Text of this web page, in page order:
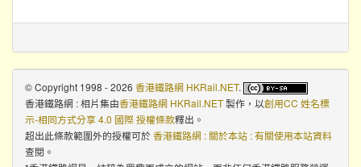
© Copyright 1998 - 2026 香港鐵路網 HKRail.NET.
香港鐵路網 : 相片集由香港鐵路網 HKRail.NET製作，以創用CC 姓名標
示-相同方式分享 4.0 國際 授權條款釋出。
超出此條款範圍外的授權可於香港鐵路網 : 關於本站 : 有關使用本站資料
查閱。